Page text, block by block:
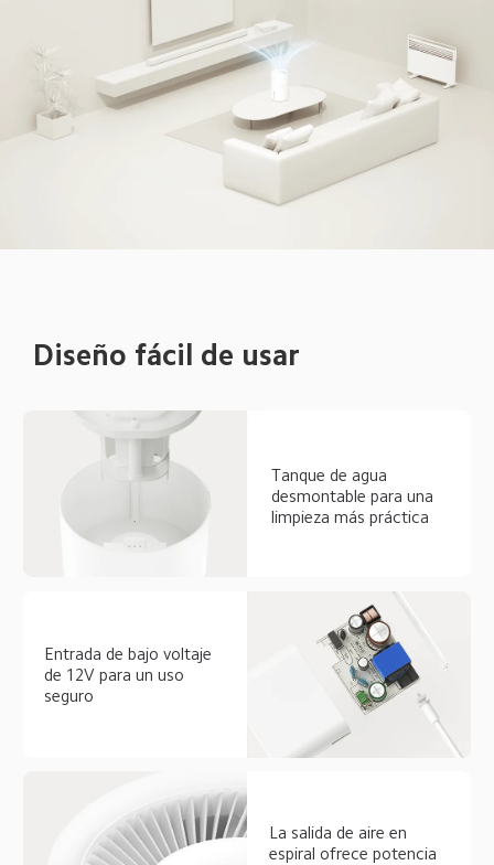
Diseño fácil de usar
Tanque de agua
desmontable para una
limpieza más práctica
Entrada de bajo voltaje
de 12V para un uso
seguro
La salida de aire en
espiral ofrece potencia